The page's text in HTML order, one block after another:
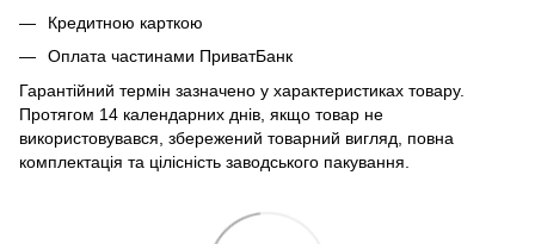
Кредитною карткою
Оплата частинами ПриватБанк
Гарантійний термін зазначено у характеристиках товару.
Протягом 14 календарних днів, якщо товар не
використовувався, збережений товарний вигляд, повна
комплектація та цілісність заводського пакування.